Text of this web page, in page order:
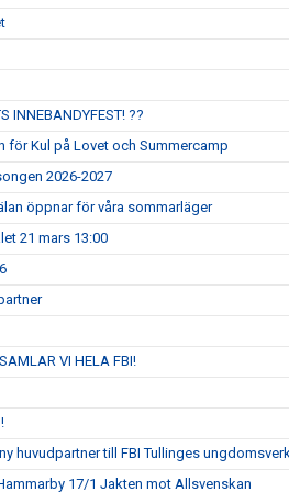
INNEBANDYFEST! ??
för Kul på Lovet och Summercamp
2026-2027
öppnar för våra sommarläger
21 mars 13:00
VI HELA FBI!
huvudpartner till FBI Tullinges
17/1 Jakten mot Allsvenskan